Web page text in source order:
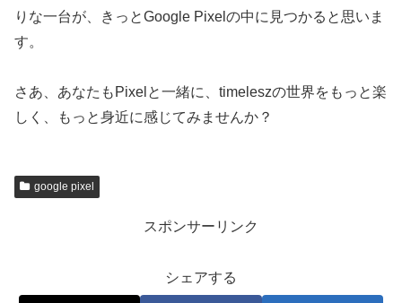
りな一台が、きっとGoogle Pixelの中に見つかると思いま
す。
さあ、あなたもPixelと一緒に、timeleszの世界をもっと楽
しく、もっと身近に感じてみませんか？
google pixel
スポンサーリンク
シェアする